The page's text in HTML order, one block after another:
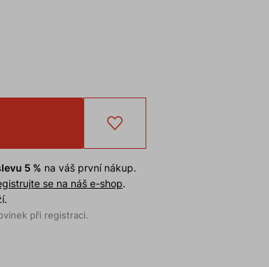
5 % na váš první nákup.
se na náš e-shop.
při registraci.